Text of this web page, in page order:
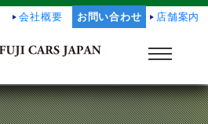
会社概要 お問い合わせ 店舗案内